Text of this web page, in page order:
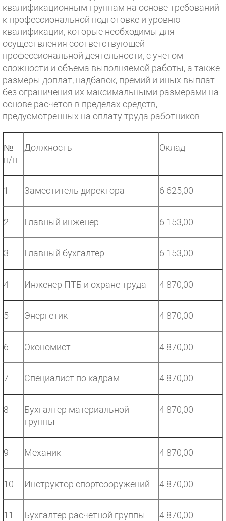
квалификационным группам на основе требований
к профессиональной подготовке и уровню
квалификации, которые необходимы для
осуществления соответствующей
профессиональной деятельности, с учетом
сложности и объема выполняемой работы, а также
размеры доплат, надбавок, премий и иных выплат
без ограничения их максимальными размерами на
основе расчетов в пределах средств,
предусмотренных на оплату труда работников.
№
п/п
Должность Оклад
1 Заместитель директора 6 625,00
2 Главный инженер 6 153,00
3 Главный бухгалтер 6 153,00
4 Инженер ПТБ и охране труда 4 870,00
5 Энергетик 4 870,00
6 Экономист 4 870,00
7 Специалист по кадрам 4 870,00
8
Бухгалтер материальной
группы
4 870,00
9 Механик 4 870,00
10 Инструктор спортсооружений 4 870,00
11 Бухгалтер расчетной группы 4 870,00